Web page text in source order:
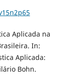
Aplicada na
In:
Aplicada:
Bohn.